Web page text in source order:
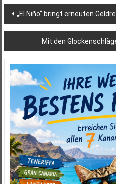
„El Niño“ bringt erneuten
Mit den